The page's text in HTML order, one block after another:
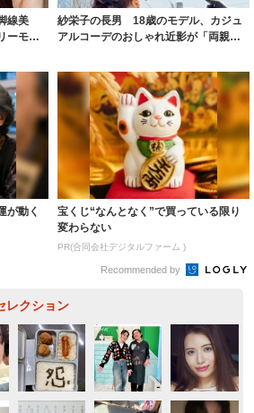
線美
ーモデ
紗栄子の長男 18歳のモデル、カジュ
アルコーデのおしゃれ近影が「両親の
が動く
宝くじ“なんとなく”で買っている限り
変わらない
PR(合同会社デジタルファーム )
Recommended by
レクション